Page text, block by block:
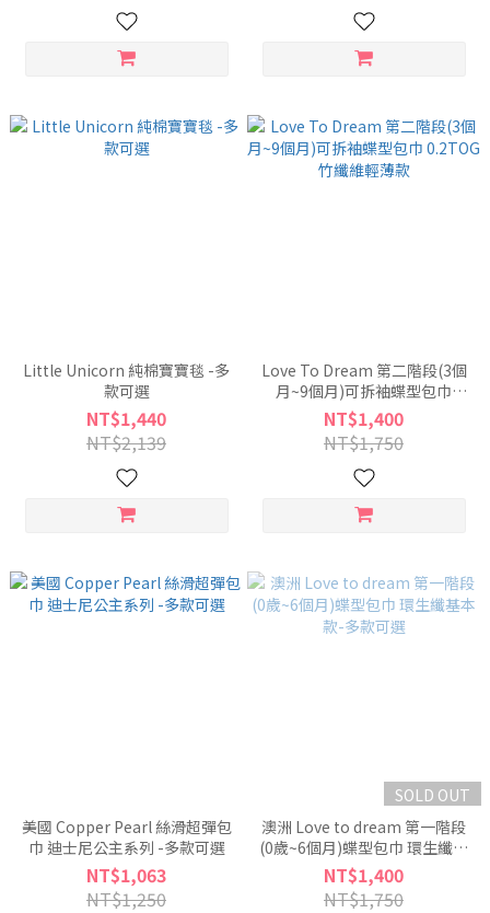
Little Unicorn 純棉寶寶毯 -多
款可選
NT$1,440
NT$2,139
Love To Dream 第二階段(3個
月~9個月)可拆袖蝶型包巾
0.2TOG 竹纖維輕薄款
NT$1,400
NT$1,750
美國 Copper Pearl 絲滑超彈包
巾 迪士尼公主系列 -多款可選
NT$1,063
NT$1,250
SOLD OUT
澳洲 Love to dream 第一階段
(0歲~6個月)蝶型包巾 環生纖基
本款-多款可選
NT$1,400
NT$1,750